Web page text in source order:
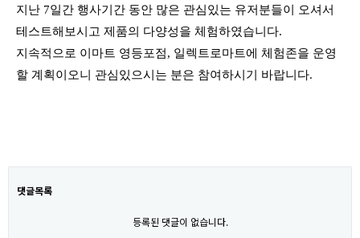
지난 7일간 행사기간 동안 많은 관심있는 유저분들이 오셔서
테스트해보시고 제품의 다양성을 체험하였습니다.
지속적으로 이마트 영등포점, 일렉트로마트에 체험존을 운영
할 계획이오니 관심있으시는 분은 참여하시기 바랍니다.
댓글목록
등록된 댓글이 없습니다.